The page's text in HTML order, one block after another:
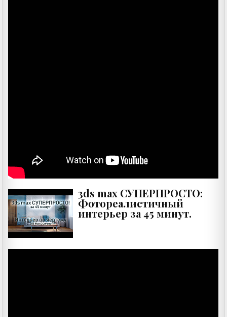
3ds max СУПЕРПРОСТО:
Фотореалистичный
интерьер за 45 минут.